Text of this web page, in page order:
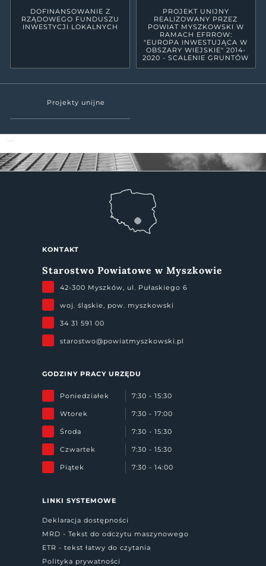
DOFINANSOWANIE Z
RZĄDOWEGO FUNDUSZU
INWESTYCJI LOKALNYCH
PROJEKT UNIJNY
REALIZOWANY PRZEZ
POWIAT MYSZKOWSKI W
RAMACH EFRROW:
"EUROPA INWESTUJĄCA W
OBSZARY WIEJSKIE" 2014-
2020 - SCALENIE GRUNTÓW
Projekty unijne
KONTAKT
Starostwo Powiatowe w Myszkowie
42-300 Myszków, ul. Pułaskiego 6
woj. śląskie, pow. myszkowski
34 31 591 00
starostwo@powiatmyszkowski.pl
GODZINY PRACY URZĘDU
Poniedziałek 7:30 - 15:30
Wtorek 7:30 - 17:00
Środa 7:30 - 15:30
Czwartek 7:30 - 15:30
Piątek 7:30 - 14:00
LINKI SYSTEMOWE
Deklaracja dostępności
MRD - Tekst do odczytu maszynowego
ETR - tekst łatwy do czytania
Polityka prywatności